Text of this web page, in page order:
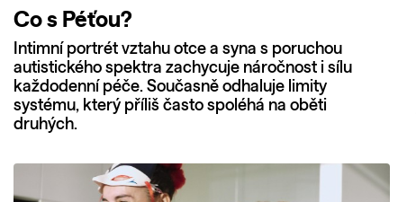
Co s Péťou?
Intimní portrét vztahu otce a syna s poruchou
autistického spektra zachycuje náročnost i sílu
každodenní péče. Současně odhaluje limity
systému, který příliš často spoléhá na oběti
druhých.